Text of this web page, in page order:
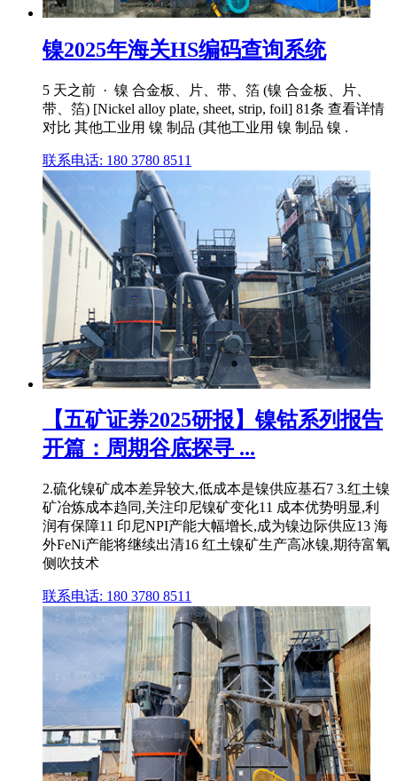
镍2025年海关HS编码查询系统
5 天之前 · 镍 合金板、片、带、箔 (镍 合金板、片、
带、箔) [Nickel alloy plate, sheet, strip, foil] 81条 查看详情
对比 其他工业用 镍 制品 (其他工业用 镍 制品 镍 .
联系电话: 180 3780 8511
【五矿证券2025研报】镍钴系列报告
开篇：周期谷底探寻 ...
2.硫化镍矿成本差异较大,低成本是镍供应基石7 3.红土镍
矿冶炼成本趋同,关注印尼镍矿变化11 成本优势明显,利
润有保障11 印尼NPI产能大幅增长,成为镍边际供应13 海
外FeNi产能将继续出清16 红土镍矿生产高冰镍,期待富氧
侧吹技术
联系电话: 180 3780 8511